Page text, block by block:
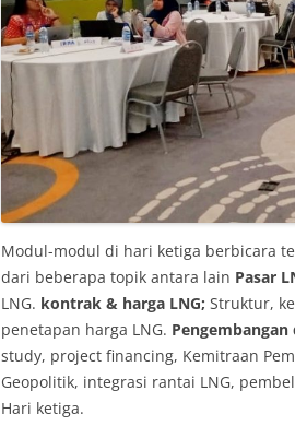
Modul-modul di hari ketiga berbicara
dari beberapa topik antara lain Pasar
LNG. kontrak & harga LNG; Struktur,
penetapan harga LNG.
study, project financing, Kemitraan
Geopolitik, integrasi rantai LNG,
Hari ketiga.